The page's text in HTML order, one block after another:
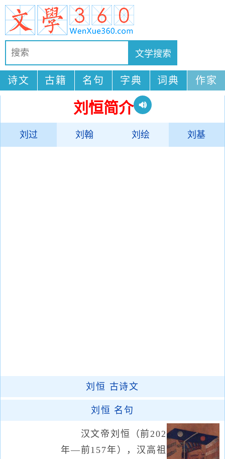
诗文 古籍 名句 字典 词典 作家
刘恒简介
刘过 刘翰 刘绘 刘基
刘恒 古诗文
刘恒 名句
汉文帝刘恒（前202
年—前157年），汉高祖